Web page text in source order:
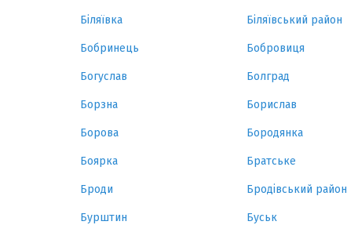
Біляївка Біляївський район
Бобринець Бобровиця
Богуслав Болград
Борзна Борислав
Борова Бородянка
Боярка Братське
Броди Бродівський район
Бурштин Буськ